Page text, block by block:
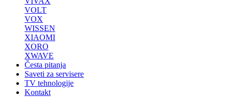
VOLT
VOX
WISSEN
XIAOMI
XORO
XWAVE
Česta pitanja
Saveti za servisere
TV tehnologije
Kontakt